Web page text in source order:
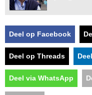
Deel op Facebook
Deel op Threads
Deel via WhatsApp